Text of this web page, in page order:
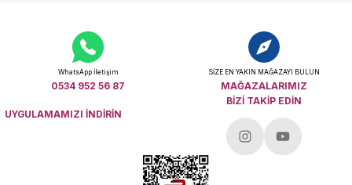
WhatsApp İletişim
0534 952 56 87
SİZE EN YAKIN MAĞAZAYI BULUN
MAĞAZALARIMIZ
UYGULAMAMIZI İNDİRİN
BİZİ TAKİP EDİN